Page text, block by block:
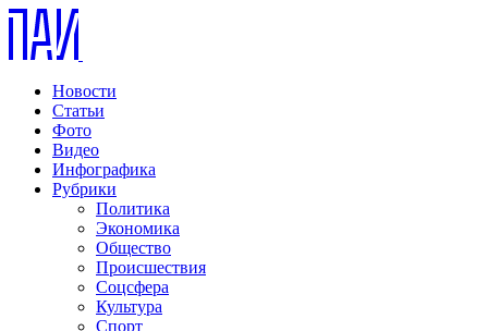
Новости
Статьи
Фото
Видео
Инфографика
Рубрики
Политика
Экономика
Общество
Происшествия
Соцсфера
Культура
Спорт